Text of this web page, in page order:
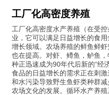
工厂化高密度养殖
工厂化高密度水产养殖（在受
业，它可以满足日益增长的食
增长领域。农场养殖的鲜鱼鲜
也在提高。对虾、鳟鱼，鲈鱼
种正迅速成为90年代后新的“经
食品的日益增长的需求正在刺
和水污染导致野生鱼虾类种群
农场文化的发展。循环水产养